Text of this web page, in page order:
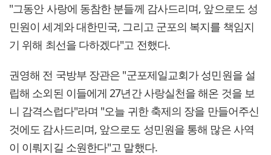
"그동안 사랑에 동참한 분들께 감사드리며, 앞으로도 성
민원이 세계와 대한민국, 그리고 군포의 복지를 책임지
기 위해 최선을 다하겠다"고 전했다.
권영해 전 국방부 장관은 "군포제일교회가 성민원을 설
립해 소외된 이들에게 27년간 사랑실천을 해온 것을 보
니 감격스럽다"라며 "오늘 귀한 축제의 장을 만들어주신
것에도 감사드리며, 앞으로도 성민원을 통해 많은 사역
이 이뤄지길 소원한다"고 말했다.